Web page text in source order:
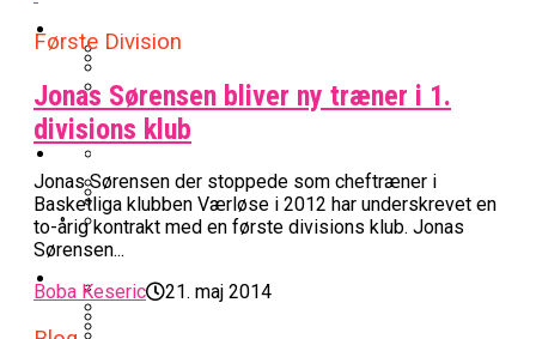
Basketligaen
Værløse-Komet Skifter Til Den Bedste
Spanske Række
League-Kvalifikation
Stjerne Akut Opereret: Misser Nøglekampe
All-Star Guard Nærmer Sig Comeback
Efter Uhyggelig Skade
Anders Sommer Scorer Kæmpe Trænerjob
I EuroLeague
Sølv Til Tobias Jensen: Bayern Er Tysk
Mester Efter To Missede Ulm-Matchbolde
Kvindebasketligaen
College Er Slut: Frida Formann Fortsætter
Karrieren I Schweiz
Efter ‘The Double’: Kvindebasketligaens
Podcast
Podcast: “Med Lars Og Torben Som
Trænere, Gav Man Sig 100 Procent”
Video
Første Division
Jonas Sørensen bliver ny træner i 1.
divisions klub
Jonas Sørensen der stoppede som cheftræner i
Basketliga klubben Værløse i 2012 har underskrevet en
to-årig kontrakt med en første divisions klub. Jonas
Sørensen...
Boba Keseric
21. maj 2014